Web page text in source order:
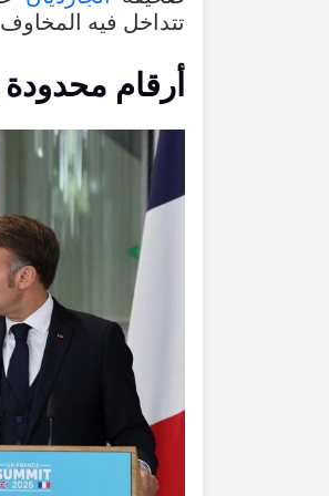
تتداخل فيه المخاوف
أرقام محدودة